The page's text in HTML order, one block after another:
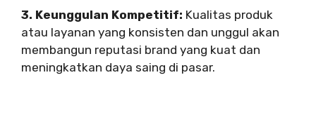
3. Keunggulan Kompetitif: Kualitas produk
atau layanan yang konsisten dan unggul akan
membangun reputasi brand yang kuat dan
meningkatkan daya saing di pasar.